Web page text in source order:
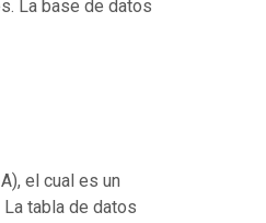
La base de datos
el cual es un
tabla de datos